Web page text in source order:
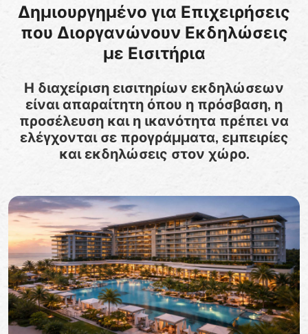
Δημιουργημένο για Επιχειρήσεις
που Διοργανώνουν Εκδηλώσεις
με Εισιτήρια
Η διαχείριση εισιτηρίων εκδηλώσεων
είναι απαραίτητη όπου η πρόσβαση, η
προσέλευση και η ικανότητα πρέπει να
ελέγχονται σε προγράμματα, εμπειρίες
και εκδηλώσεις στον χώρο.